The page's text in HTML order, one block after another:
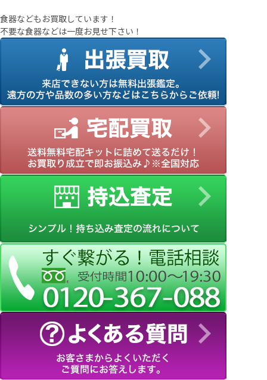
食器などもお買取しています！
不要な食器などは一度お見せ下さい！